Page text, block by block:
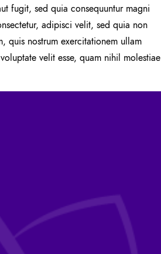
fugit, sed quia consequuntur magni
adipisci velit, sed quia non
quis nostrum exercitationem ullam
velit esse, quam nihil molestiae